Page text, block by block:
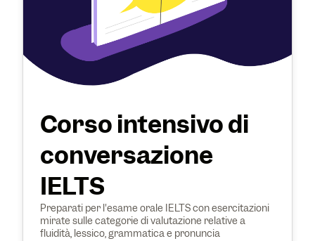
Corso intensivo di
conversazione
IELTS
Preparati per l'esame orale IELTS con esercitazioni
mirate sulle categorie di valutazione relative a
fluidità, lessico, grammatica e pronuncia